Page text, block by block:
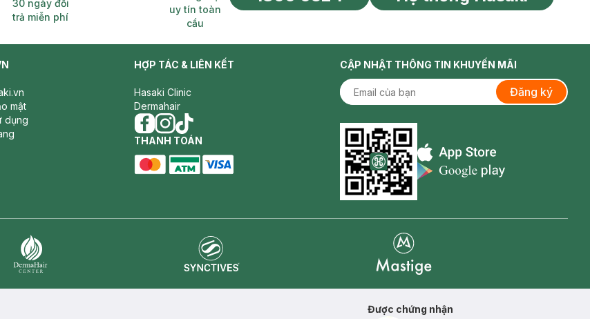
30 ngày đổi
trả miễn phí
uy tín toàn
cầu
mật
dụng
HỢP TÁC & LIÊN KẾT
Hasaki Clinic
Dermahair
facebook
instagram
tiktok
THANH TOÁN
CẬP NHẬT THÔNG TIN KHUYẾN MÃI
Đăng ký
Appstore icon
Được chứng nhận